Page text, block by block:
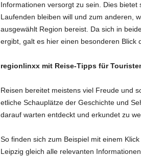
Informationen versorgt zu sein. Dies
Laufenden bleiben will und zum anderen,
ausgewählt Region bereist. Da sich in
ergibt, galt es hier einen besonderen Blick
regionlinxx mit Reise-Tipps für
Reisen bereitet meistens viel Freude und
etliche Schauplätze der Geschichte und
darauf warten entdeckt und erkundet zu
So finden sich zum Beispiel mit einem Klick
Leipzig gleich alle relevanten